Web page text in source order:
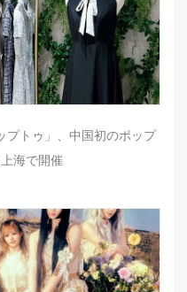
プトゥ」、中国初のポップ
海で開催